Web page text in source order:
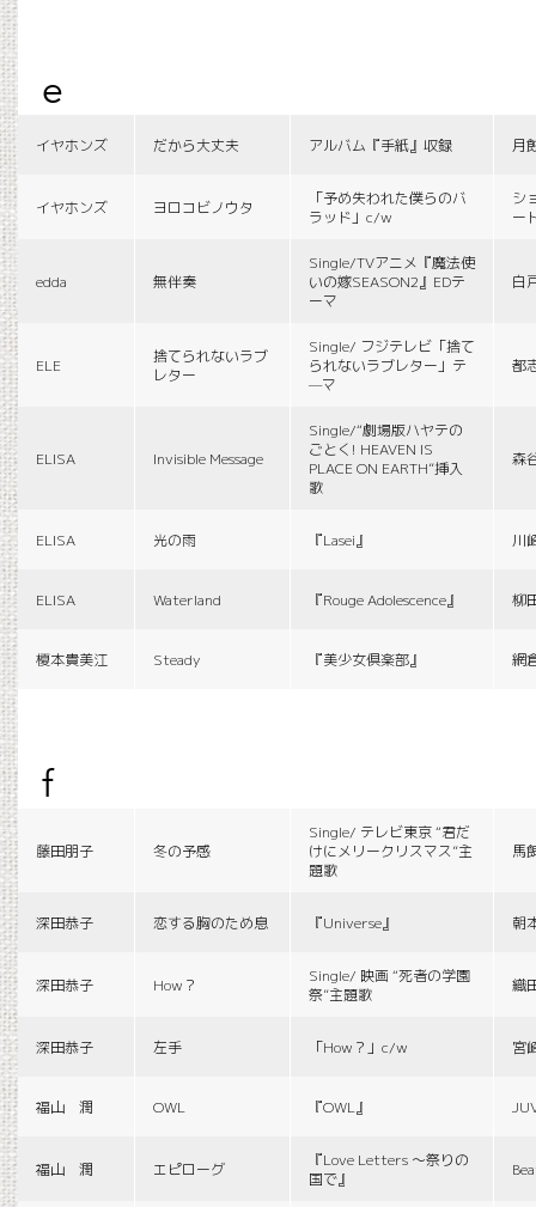
e
イヤホンズ だから大丈夫 アルバム『手紙』収録 月
イヤホンズ ヨロコビノウタ
「予め失われた僕らのバ
ラッド」c/w
シ
ー
edda 無伴奏
Single/TVアニメ『魔法使
いの嫁SEASON2』EDテ
ーマ
白
ELE
捨てられないラブ
レター
Single/ フジテレビ「捨て
られないラブレター」テ
—マ
都
ELISA Invisible Message
Single/“劇場版ハヤテの
ごとく! HEAVEN IS
PLACE ON EARTH”挿入
歌
森
ELISA 光の雨 『Lasei』 川
ELISA Waterland 『Rouge Adolescence』 柳
榎本貴美江 Steady 『美少女倶楽部』 網
f
藤田朋子 冬の予感
Single/ テレビ東京 “君だ
けにメリークリスマス”主
題歌
馬
深田恭子 恋する胸のため息 『Universe』 朝
深田恭子 How？
Single/ 映画 “死者の学園
祭”主題歌
織
深田恭子 左手 「How？」c/w 宮
福山 潤 OWL 『OWL』
福山 潤 エピローグ
『Love Letters 〜祭りの
国で』